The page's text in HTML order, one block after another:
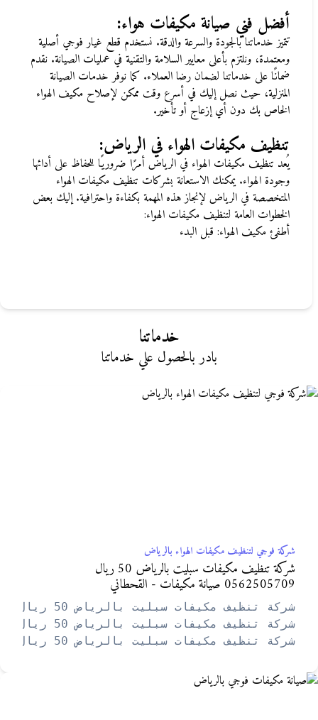
أفضل فني صيانة مكيفات هواء:
تتميز خدماتنا بالجودة والسرعة والدقة. نستخدم قطع غيار فوجي أصلية
ومعتمدة، ونلتزم بأعلى معايير السلامة والتقنية في عمليات الصيانة. نقدم
ضمانًا على خدماتنا لضمان رضا العملاء. كما نوفر خدمات الصيانة
المنزلية، حيث نصل ​​إليك في أسرع وقت ممكن لإصلاح مكيف الهواء
الخاص بك دون أي إزعاج أو تأخير.
تنظيف مكيفات الهواء في الرياض:
يُعد تنظيف مكيفات الهواء في الرياض أمرًا ضروريًا للحفاظ على أدائها
وجودة الهواء. يمكنك الاستعانة بشركات تنظيف مكيفات الهواء
المتخصصة في الرياض لإنجاز هذه المهمة بكفاءة واحترافية. إليك بعض
الخطوات العامة لتنظيف مكيفات الهواء:
أطفئ مكيف الهواء: قبل البدء
خدماتنا
بادر بالحصول علي خدماتنا
شركة فوجي لتنظيف مكيفات الهواء بالرياض
شركة تنظيف مكيفات سبليت بالرياض 50 ريال
0562505709 صيانة مكيفات - القحطاني
شركة تنظيف مكيفات سبليت بالرياض 50 ريال 0562505709 صيانة مكيفات – القحطاني.
شركة تنظيف مكيفات سبليت بالرياض 50 ريال 0562505709 صيانة مكيفات – القحطاني.
شركة تنظيف مكيفات سبليت بالرياض 50 ريال 0562505709 صيانة مكيفات – القحطاني.
شركة تنظيف مكيفات سبليت بالرياض 50 ريال 0562505709 صيانة مكيفات – القحطاني.